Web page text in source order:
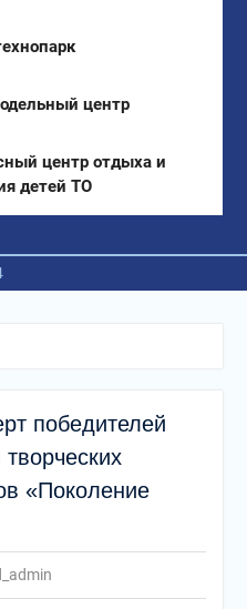
центр
центр отдыха и
детей ТО
победителей
«Поколение